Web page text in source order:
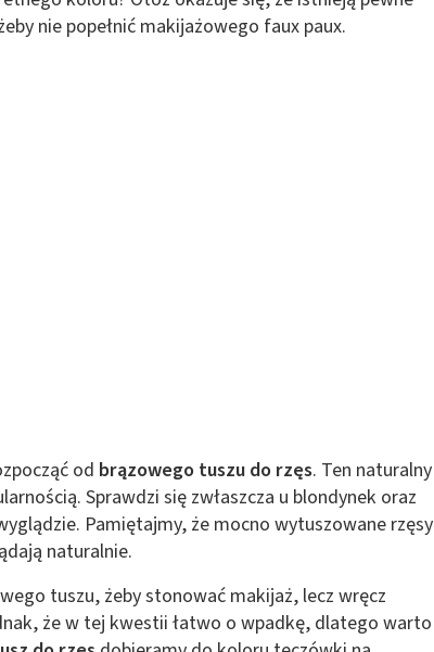
nie popełnić makijażowego faux paux.
od brązowego tuszu do rzęs. Ten naturalny
Sprawdzi się zwłaszcza u blondynek oraz
Pamiętajmy, że mocno wytuszowane rzęsy
naturalnie.
tuszu, żeby stonować makijaż, lecz wręcz
że w tej kwestii łatwo o wpadkę, dlatego warto
różnych źródeł